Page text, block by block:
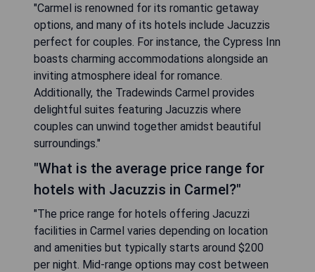
"Carmel is renowned for its romantic getaway
options, and many of its hotels include Jacuzzis
perfect for couples. For instance, the Cypress Inn
boasts charming accommodations alongside an
inviting atmosphere ideal for romance.
Additionally, the Tradewinds Carmel provides
delightful suites featuring Jacuzzis where
couples can unwind together amidst beautiful
surroundings."
"What is the average price range for
hotels with Jacuzzis in Carmel?"
"The price range for hotels offering Jacuzzi
facilities in Carmel varies depending on location
and amenities but typically starts around $200
per night. Mid-range options may cost between